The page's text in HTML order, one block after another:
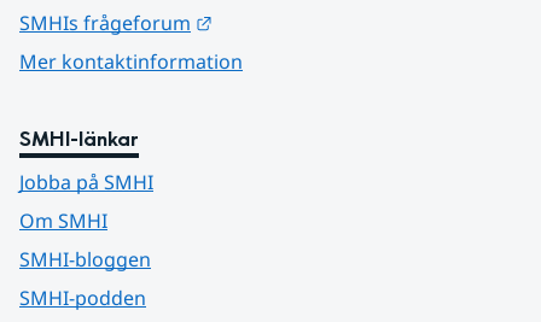
SMHIs frågeforum
Mer kontaktinformation
SMHI-länkar
Jobba på SMHI
Om SMHI
SMHI-bloggen
SMHI-podden